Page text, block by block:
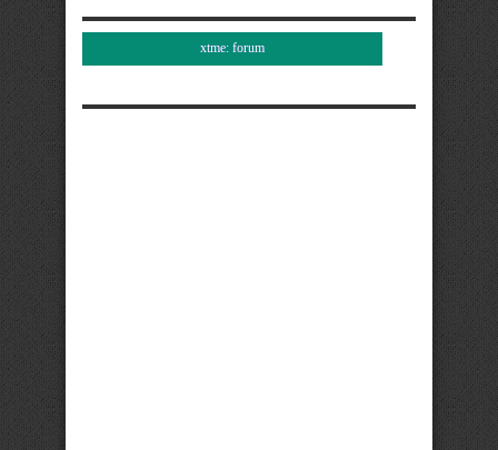
xtme: forum